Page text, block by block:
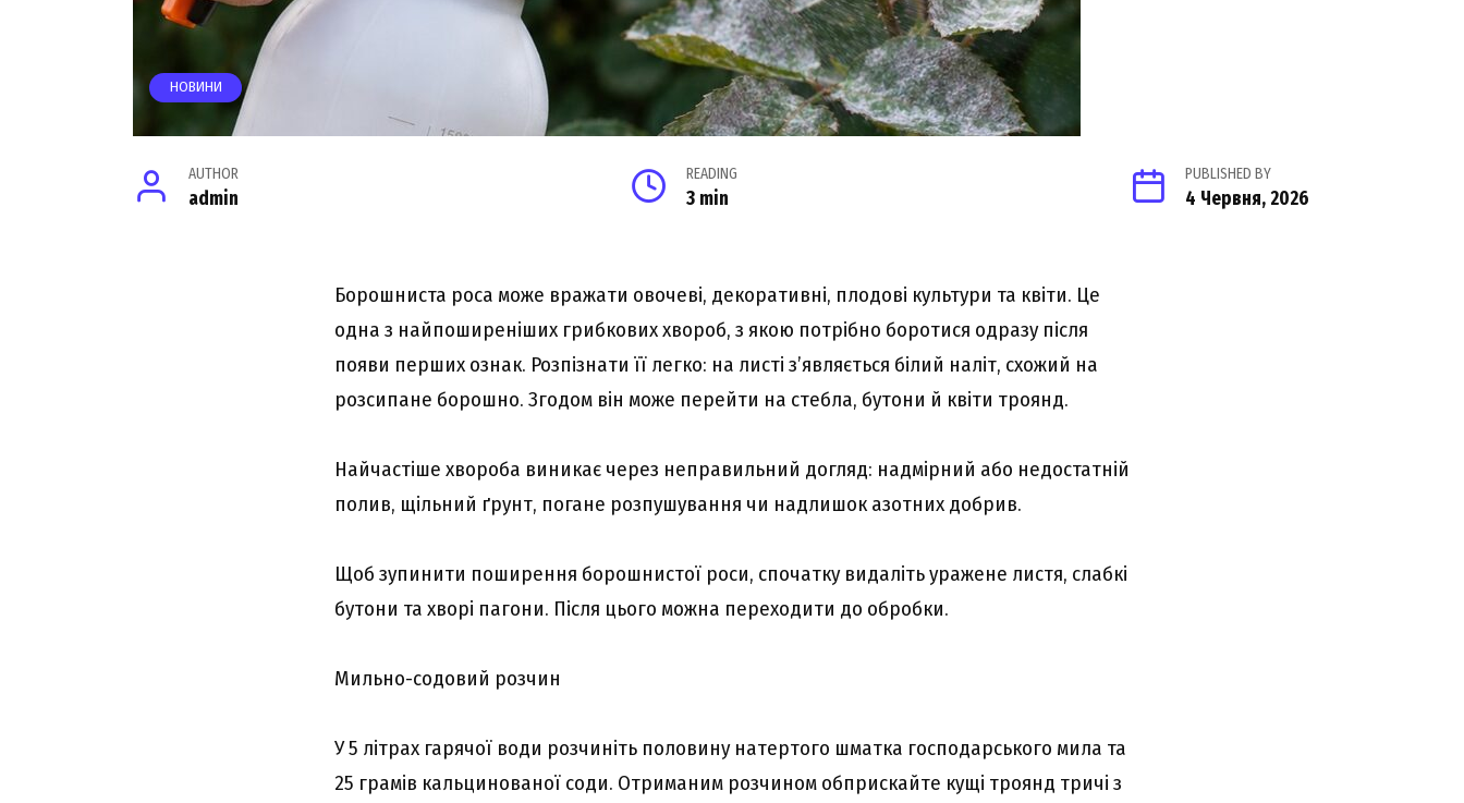
НОВИНИ
AUTHOR
admin
READING
3 min
PUBLISHED BY
4 Червня, 2026
Борошниста роса може вражати овочеві, декоративні, плодові культури та квіти. Це
одна з найпоширеніших грибкових хвороб, з якою потрібно боротися одразу після
появи перших ознак. Розпізнати її легко: на листі з’являється білий наліт, схожий на
розсипане борошно. Згодом він може перейти на стебла, бутони й квіти троянд.
Найчастіше хвороба виникає через неправильний догляд: надмірний або недостатній
полив, щільний ґрунт, погане розпушування чи надлишок азотних добрив.
Щоб зупинити поширення борошнистої роси, спочатку видаліть уражене листя, слабкі
бутони та хворі пагони. Після цього можна переходити до обробки.
Мильно-содовий розчин
У 5 літрах гарячої води розчиніть половину натертого шматка господарського мила та
25 грамів кальцинованої соди. Отриманим розчином обприскайте кущі троянд тричі з